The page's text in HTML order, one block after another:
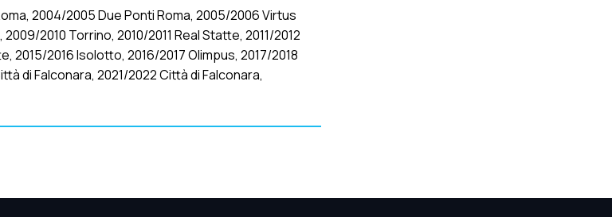
2004/2005 Due Ponti Roma, 2005/2006 Virtus
2010 Torrino, 2010/2011 Real Statte, 2011/2012
2015/2016 Isolotto, 2016/2017 Olimpus, 2017/2018
di Falconara, 2021/2022 Città di Falconara,